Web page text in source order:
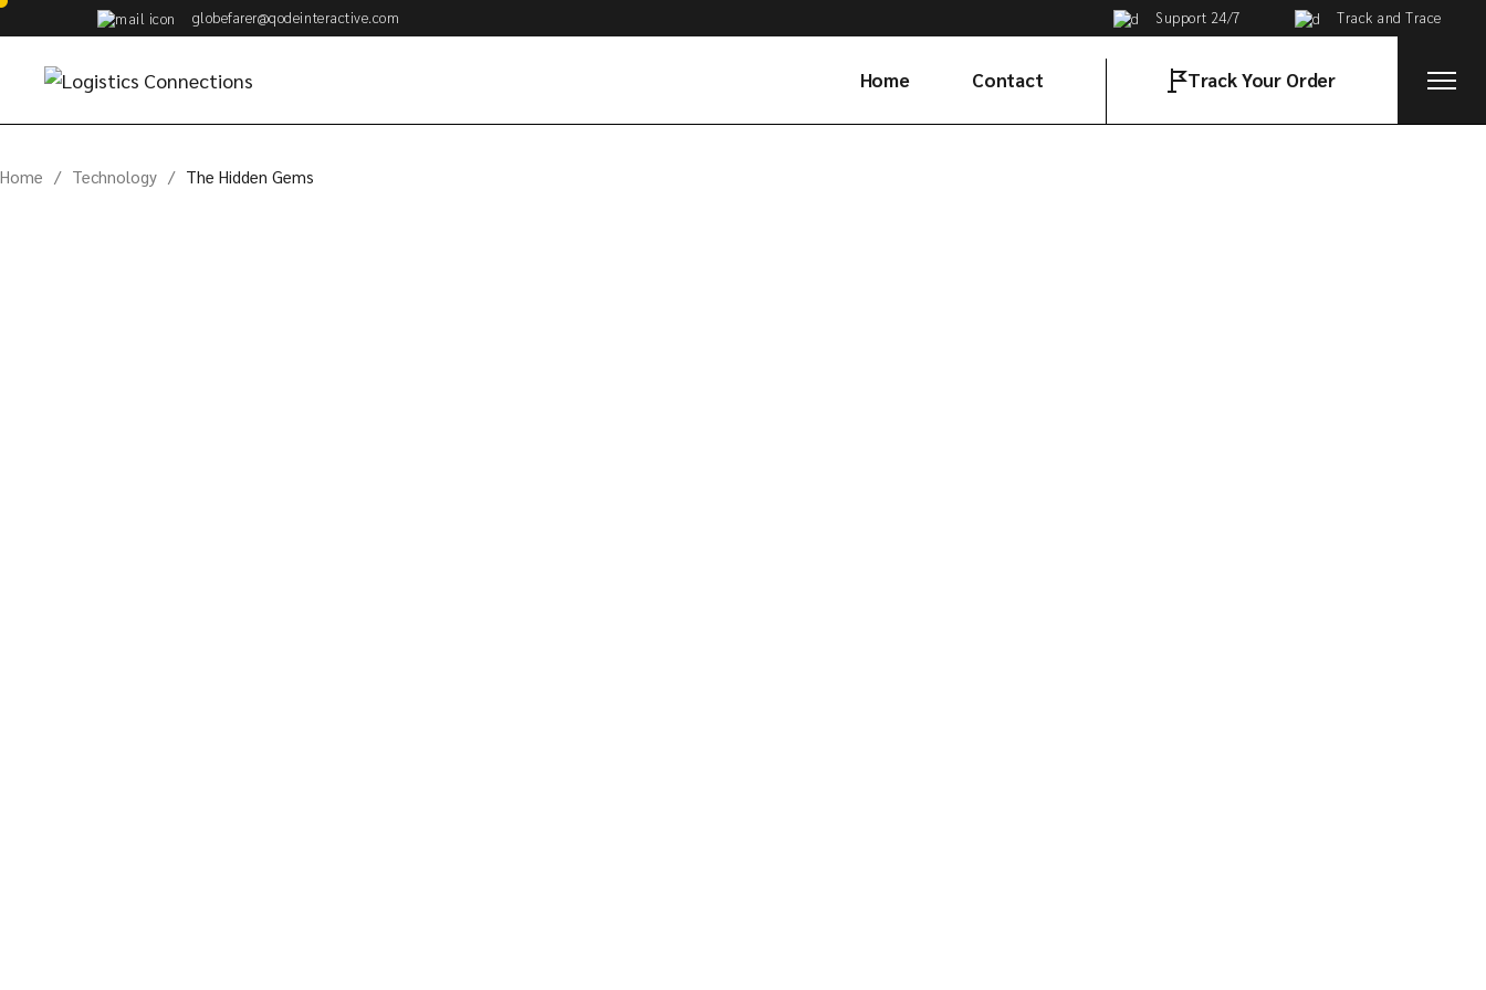
Skip
content
globefarer@qodeinteractive.com Support 24/7 Track and Trace
Home Contact Track Your Order
Home Technology The Hidden Gems